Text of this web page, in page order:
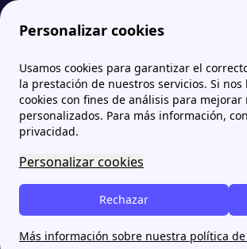
Personalizar cookies
Usamos cookies para garantizar el
la prestación de nuestros servicios. Si
cookies con fines de análisis para
personalizados. Para más información,
privacidad.
Personalizar cookies
Rechazar
Más información sobre nuestra política de
Papernest.es MoreInformación energía
¿Necesitas ayuda?